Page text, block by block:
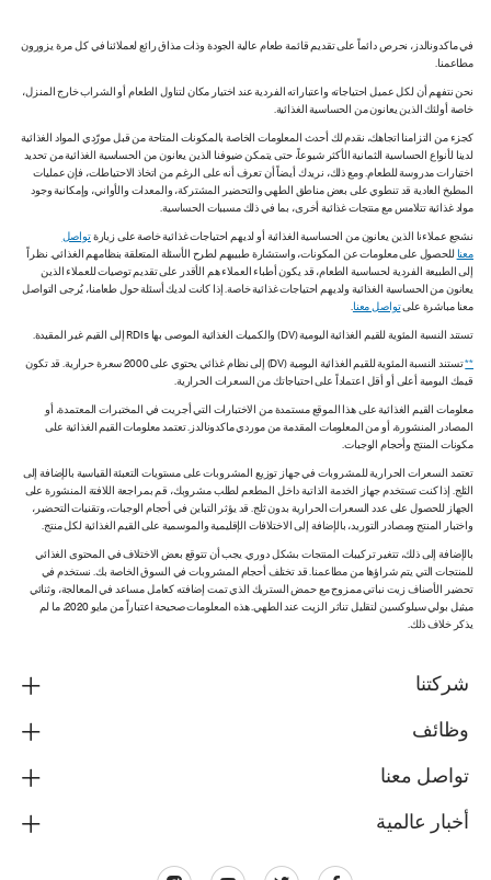
في ماكدونالدز، نحرص دائماً على تقديم قائمة طعام عالية الجودة وذات مذاق رائع لعملائنا في كل مرة يزورون
مطاعمنا.
نحن نتفهم أن لكل عميل احتياجاته واعتباراته الفردية عند اختيار مكان لتناول الطعام أو الشراب خارج المنزل،
خاصة أولئك الذين يعانون من الحساسية الغذائية.
كجزء من التزامنا اتجاهك، نقدم لك أحدث المعلومات الخاصة بالمكونات المتاحة من قبل مورّدي المواد الغذائية
لدينا لأنواع الحساسية الثمانية الأكثر شيوعاً، حتى يتمكن ضيوفنا الذين يعانون من الحساسية الغذائية من تحديد
اختيارات مدروسة للطعام. ومع ذلك، نريدك أيضاً أن تعرف أنه على الرغم من اتخاذ الاحتياطات، فإن عمليات
المطبخ العادية قد تنطوي على بعض مناطق الطهي والتحضير المشتركة، والمعدات والأواني، وإمكانية وجود
مواد غذائية تتلامس مع منتجات غذائية أخرى، بما في ذلك مسببات الحساسية.
نشجع عملاءنا الذين يعانون من الحساسية الغذائية أو لديهم احتياجات غذائية خاصة على زيارةتواصل
معنا للحصول على معلومات عن المكونات، واستشارة طبيبهم لطرح الأسئلة المتعلقة بنظامهم الغذائي. نظراً
إلى الطبيعة الفردية لحساسية الطعام، قد يكون أطباء العملاء هم الأقدر على تقديم توصيات للعملاء الذين
يعانون من الحساسية الغذائية ولديهم احتياجات غذائية خاصة. إذا كانت لديك أسئلة حول طعامنا، يُرجى التواصل
معنا مباشرة علىتواصل معنا.
تستند النسبة المئوية للقيم الغذائية اليومية (DV) والكميات الغذائية الموصى بها RDIs إلى القيم غير المقيدة.
**
تستند النسبة المئوية للقيم الغذائية اليومية (DV) إلى نظام غذائي يحتوي على 2000 سعرة حرارية. قد تكون
قيمك اليومية أعلى أو أقل اعتماداً على احتياجاتك من السعرات الحرارية.
معلومات القيم الغذائية على هذا الموقع مستمدة من الاختبارات التي أجريت في المختبرات المعتمدة، أو
المصادر المنشورة، أو من المعلومات المقدمة من موردي ماكدونالدز. تعتمد معلومات القيم الغذائية على
مكونات المنتج وأحجام الوجبات.
تعتمد السعرات الحرارية للمشروبات في جهاز توزيع المشروبات على مستويات التعبئة القياسية بالإضافة إلى
الثلج. إذا كنت تستخدم جهاز الخدمة الذاتية داخل المطعم لطلب مشروبك، قم بمراجعة اللافتة المنشورة على
الجهاز للحصول على عدد السعرات الحرارية بدون ثلج. قد يؤثر التباين في أحجام الوجبات، وتقنيات التحضير،
واختبار المنتج ومصادر التوريد، بالإضافة إلى الاختلافات الإقليمية والموسمية على القيم الغذائية لكل منتج.
بالإضافة إلى ذلك، تتغير تركيبات المنتجات بشكل دوري. يجب أن تتوقع بعض الاختلاف في المحتوى الغذائي
للمنتجات التي يتم شراؤها من مطاعمنا. قد تختلف أحجام المشروبات في السوق الخاصة بك. نستخدم في
تحضير الأصناف زيت نباتي ممزوج مع حمض الستريك الذي تمت إضافته كعامل مساعد في المعالجة، وثنائي
ميثيل بولي سيلوكسين لتقليل تناثر الزيت عند الطهي. هذه المعلومات صحيحة اعتباراً من مايو 2020، ما لم
يذكر خلاف ذلك.
شركتنا
وظائف
تواصل معنا
أخبار عالمية